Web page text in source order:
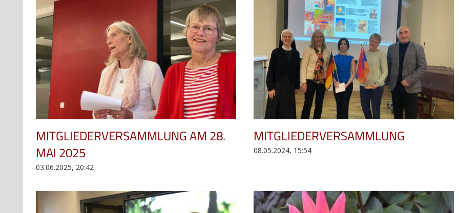
MITGLIEDERVERSAMMLUNG AM 28.
MAI 2025
03.06.2025, 20:42
MITGLIEDERVERSAMMLUNG
08.05.2024, 15:54